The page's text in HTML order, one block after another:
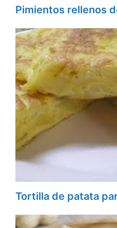
Pimientos rellenos
Tortilla de patata